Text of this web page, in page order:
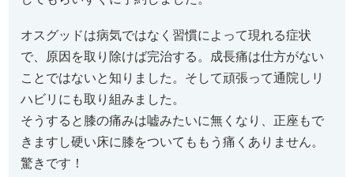
オスグッドは病気ではなく習慣によって現れる症状
で、原因を取り除けば完治する。成長痛は仕方がない
ことではないと知りました。そして頑張って通院しリ
ハビリにも取り組みました。
そうすると膝の痛みは嘘みたいに無くなり、正座もで
きますし硬い床に膝をついてももう痛くありません。
驚きです！